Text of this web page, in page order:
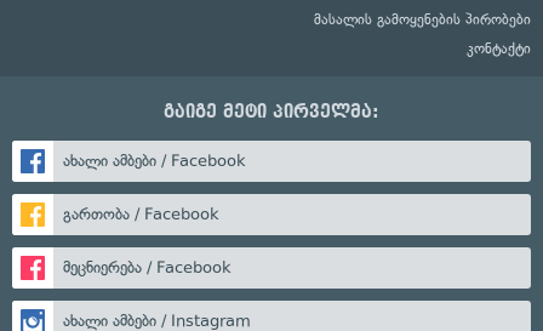
მასალის გამოყენების პირობები
კონტაქტი
გაიგე მეტი პირველმა:
ახალი ამბები / Facebook
გართობა / Facebook
მეცნიერება / Facebook
ახალი ამბები / Instagram